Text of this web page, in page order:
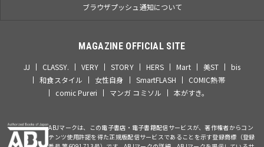
ブラウザプッシュ通知について
MAGAZINE OFFICIAL SITE
JJ CLASSY. VERY STORY HERS Mart 美ST
bis
和食スタイル
女性自身 SmartFLASH
COMIC熱帯
comic Pureri
マンガ コミソル 本がすき。
ABJマークは、この電子書店・電子書籍配信サービスが、著作権者からコン
テンツ使用許諾を得た正規版配信サービスであることを示す登録商標（登録